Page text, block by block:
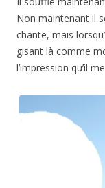
Non maintenant il
chante, mais
gisant là comme
l’impression qu’il